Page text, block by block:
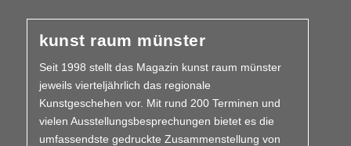
kunst raum münster
Seit 1998 stellt das Magazin kunst raum münster
jeweils vierteljährlich das regionale
Kunstgeschehen vor. Mit rund 200 Terminen und
vielen Aus­­stellungs­besprechungen bietet es die
umfassendste gedruckte Zusammen­stellung von